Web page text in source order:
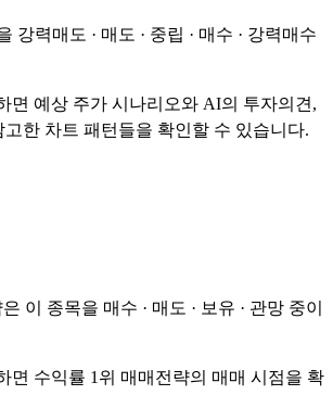
강력매도 · 매도 · 중립 · 매수 · 강력매수
면 예상 주가 시나리오와 AI의 투자의견,
고한 차트 패턴들을 확인할 수 있습니다.
이 종목을 매수 · 매도 · 보유 · 관망 중이
면 수익률 1위 매매전략의 매매 시점을 확